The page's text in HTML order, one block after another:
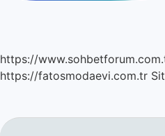
https://
https://fatosmodaevi.com.tr